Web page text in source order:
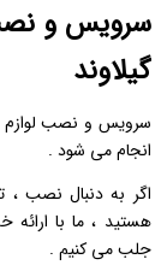
سرویس و
گیلاوند
سرویس و نصب لوازم
انجام می ‌شود .
اگر به دنبال نصب ،
هستید ، ما با ارائه
جلب می ‌کنیم .